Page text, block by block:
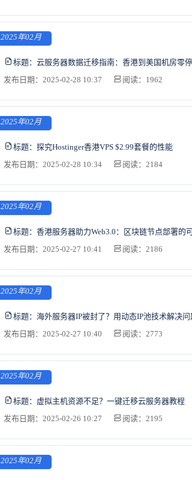
2025年02月
标题： 云服务器数据迁移指南：香港到美国机房零
发布日期：2025-02-28 10:37
阅读：1962
2025年02月
标题： 探究Hostinger香港VPS $2.99套餐的性能
发布日期：2025-02-28 10:34
阅读：2184
2025年02月
标题： 香港服务器助力Web3.0：区块链节点部署的
发布日期：2025-02-27 10:41
阅读：2186
2025年02月
标题： 海外服务器IP被封了？用动态IP池技术解决
发布日期：2025-02-27 10:40
阅读：2773
2025年02月
标题： 虚拟主机资源不足？一键迁移云服务器教程
发布日期：2025-02-26 10:27
阅读：2195
2025年02月